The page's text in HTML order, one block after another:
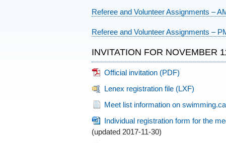
Referee and Volunteer Assignments –
Referee and Volunteer Assignments –
INVITATION FOR NOVEMBER
Official invitation (PDF)
Lenex registration file (LXF)
Meet list information on
Individual registration form for the
(updated 2017-11-30)